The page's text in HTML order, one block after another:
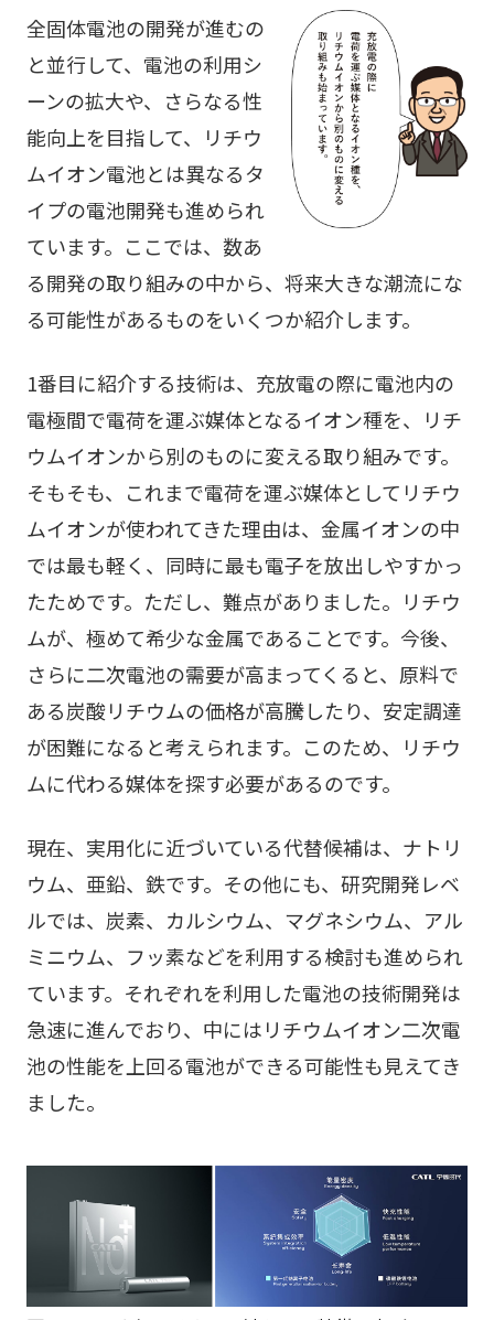
全固体電池の開発が進むの
と並行して、電池の利用シ
ーンの拡大や、さらなる性
能向上を目指して、リチウ
ムイオン電池とは異なるタ
イプの電池開発も進められ
ています。ここでは、数あ
る開発の取り組みの中から、将来大きな潮流にな
る可能性があるものをいくつか紹介します。
1番目に紹介する技術は、充放電の際に電池内の
電極間で電荷を運ぶ媒体となるイオン種を、リチ
ウムイオンから別のものに変える取り組みです。
そもそも、これまで電荷を運ぶ媒体としてリチウ
ムイオンが使われてきた理由は、金属イオンの中
では最も軽く、同時に最も電子を放出しやすかっ
たためです。ただし、難点がありました。リチウ
ムが、極めて希少な金属であることです。今後、
さらに二次電池の需要が高まってくると、原料で
ある炭酸リチウムの価格が高騰したり、安定調達
が困難になると考えられます。このため、リチウ
ムに代わる媒体を探す必要があるのです。
現在、実用化に近づいている代替候補は、ナトリ
ウム、亜鉛、鉄です。その他にも、研究開発レベ
ルでは、炭素、カルシウム、マグネシウム、アル
ミニウム、フッ素などを利用する検討も進められ
ています。それぞれを利用した電池の技術開発は
急速に進んでおり、中にはリチウムイオン二次電
池の性能を上回る電池ができる可能性も見えてき
ました。